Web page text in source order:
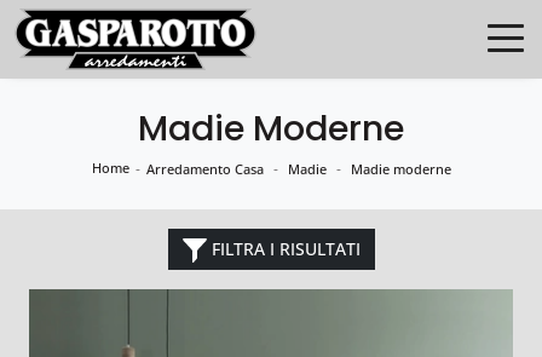
Madie Moderne
Home - Arredamento Casa - Madie - Madie moderne
FILTRA I RISULTATI